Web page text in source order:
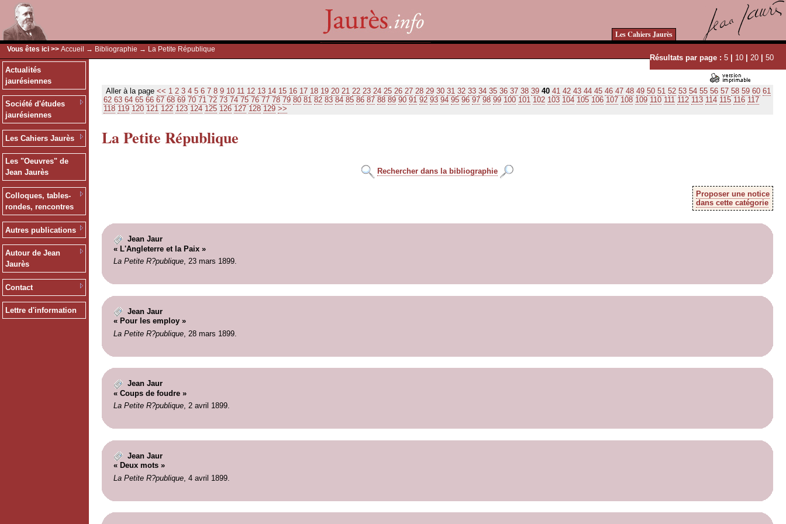
Les Cahiers Jaurès
Vous êtes ici >> Accueil → Bibliographie → La Petite République
Résultats par page : 5 | 10 | 20 | 50
Actualités
jaurésiennes
Société d'études
jaurésiennes
Les Cahiers Jaurès
Les "Oeuvres" de
Jean Jaurès
Colloques, tables-
rondes, rencontres
Autres publications
Autour de Jean
Jaurès
Contact
Lettre d'information
Aller à la page << 1 2 3 4 5 6 7 8 9 10 11 12 13 14 15 16 17 18 19 20 21 22 23 24 25 26 27 28 29 30 31 32 33 34 35 36 37 38 39 40 41 42 43 44 45 46 47 48 49 50 51 52 53 54 55 56 57 58 59 60 61
62 63 64 65 66 67 68 69 70 71 72 73 74 75 76 77 78 79 80 81 82 83 84 85 86 87 88 89 90 91 92 93 94 95 96 97 98 99 100 101 102 103 104 105 106 107 108 109 110 111 112 113 114 115 116 117
118 119 120 121 122 123 124 125 126 127 128 129 >>
La Petite République
Rechercher dans la bibliographie
Proposer une notice
dans cette catégorie
Jean Jaur
« L'Angleterre et la Paix »
La Petite R?publique, 23 mars 1899.
Jean Jaur
« Pour les employ »
La Petite R?publique, 28 mars 1899.
Jean Jaur
« Coups de foudre »
La Petite R?publique, 2 avril 1899.
Jean Jaur
« Deux mots »
La Petite R?publique, 4 avril 1899.